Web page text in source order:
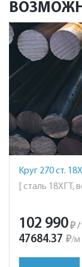
Круг 270 ст.
[ сталь 18ХГТ,
102 990₽ /
47684.37 ₽/м